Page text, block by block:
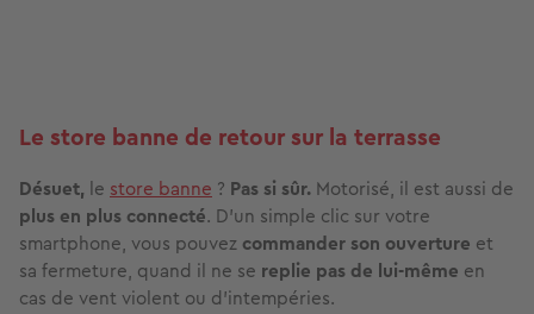
Le store banne de retour sur la terrasse
Désuet, le store banne ? Pas si sûr. Motorisé, il est aussi de
plus en plus connecté. D’un simple clic sur votre
smartphone, vous pouvez commander son ouverture et
sa fermeture, quand il ne se replie pas de lui-même en
cas de vent violent ou d’intempéries.